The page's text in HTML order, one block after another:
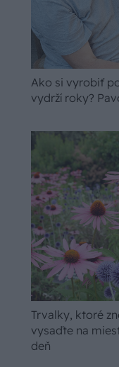
Ako si vyrobiť
vydrží roky?
Trvalky, ktoré
vysaďte na
deň